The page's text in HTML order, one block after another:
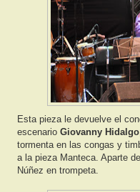
Esta pieza le devuelve el
escenario Giovanny Hidalgo
tormenta en las congas y
a la pieza Manteca. Aparte
Núñez en trompeta.